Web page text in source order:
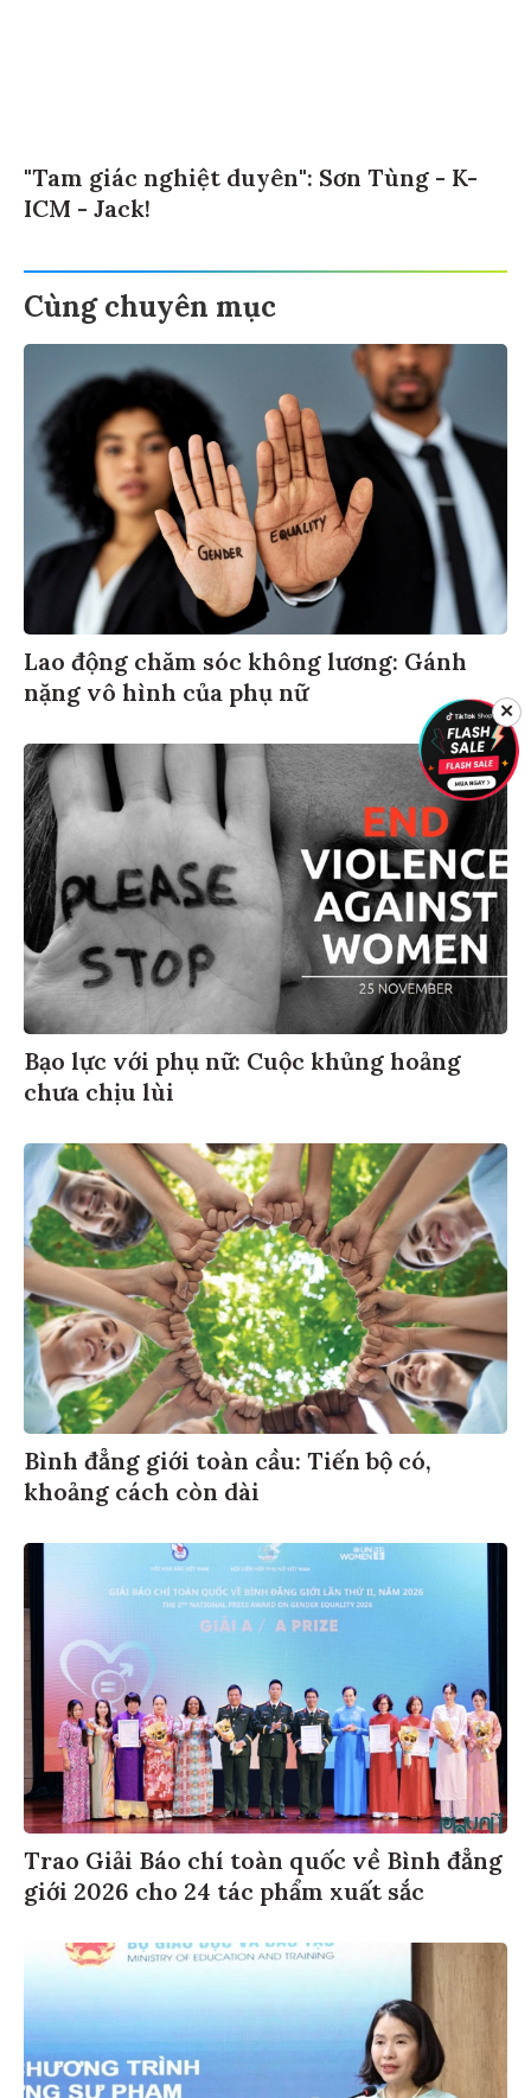
"Tam giác nghiệt duyên": Sơn Tùng - K-
ICM - Jack!
Cùng chuyên mục
Lao động chăm sóc không lương: Gánh
nặng vô hình của phụ nữ
Bạo lực với phụ nữ: Cuộc khủng hoảng
chưa chịu lùi
Bình đẳng giới toàn cầu: Tiến bộ có,
khoảng cách còn dài
Trao Giải Báo chí toàn quốc về Bình đẳng
giới 2026 cho 24 tác phẩm xuất sắc
✕